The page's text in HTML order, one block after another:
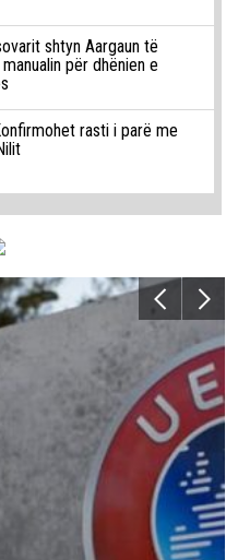
shtyn Aargaun të
për dhënien e
rasti i parë me